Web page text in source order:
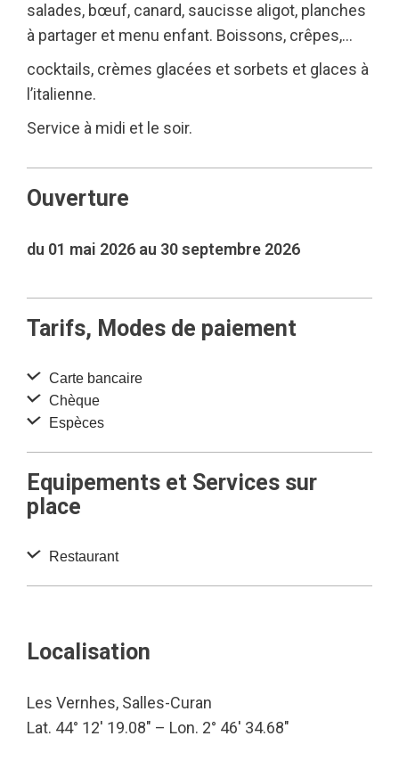
salades, bœuf, canard, saucisse aligot, planches
à partager et menu enfant. Boissons, crêpes,…
cocktails, crèmes glacées et sorbets et glaces à
l’italienne.
Service à midi et le soir.
Ouverture
du 01 mai 2026 au 30 septembre 2026
Tarifs, Modes de paiement
Carte bancaire
Chèque
Espèces
Equipements et Services sur
place
Restaurant
Localisation
Les Vernhes, Salles-Curan
Lat. 44° 12′ 19.08″ – Lon. 2° 46′ 34.68″